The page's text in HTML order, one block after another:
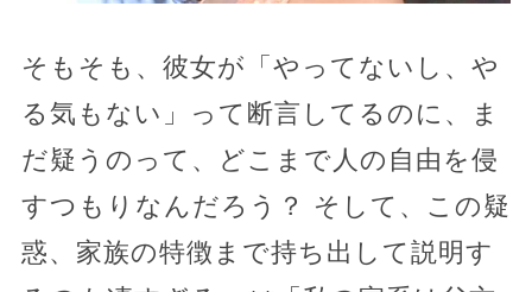
そもそも、彼女が「やってないし、や
る気もない」って断言してるのに、ま
だ疑うのって、どこまで人の自由を侵
すつもりなんだろう？ そして、この疑
惑、家族の特徴まで持ち出して説明す